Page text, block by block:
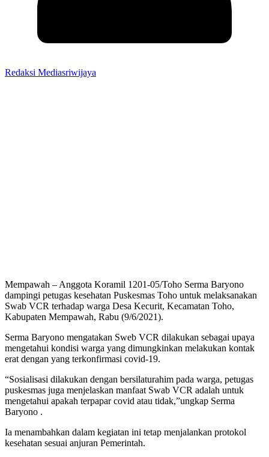
Redaksi Mediasriwijaya
Mempawah – Anggota Koramil 1201-05/Toho Serma Baryono
dampingi petugas kesehatan Puskesmas Toho untuk melaksanakan
Swab VCR terhadap warga Desa Kecurit, Kecamatan Toho,
Kabupaten Mempawah, Rabu (9/6/2021).
Serma Baryono mengatakan Sweb VCR dilakukan sebagai upaya
mengetahui kondisi warga yang dimungkinkan melakukan kontak
erat dengan yang terkonfirmasi covid-19.
“Sosialisasi dilakukan dengan bersilaturahim pada warga, petugas
puskesmas juga menjelaskan manfaat Swab VCR adalah untuk
mengetahui apakah terpapar covid atau tidak,”ungkap Serma
Baryono .
Ia menambahkan dalam kegiatan ini tetap menjalankan protokol
kesehatan sesuai anjuran Pemerintah.